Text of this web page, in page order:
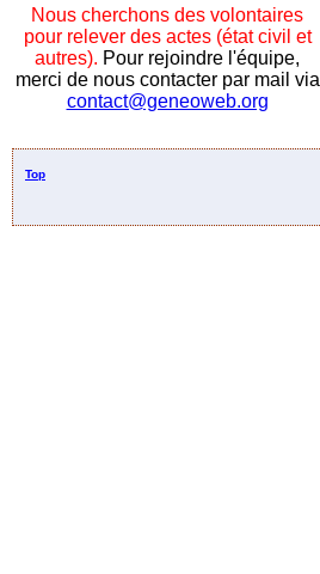
Nous cherchons des volontaires
pour relever des actes (état civil et
autres). Pour rejoindre l'équipe,
merci de nous contacter par mail via
contact@geneoweb.org
Top